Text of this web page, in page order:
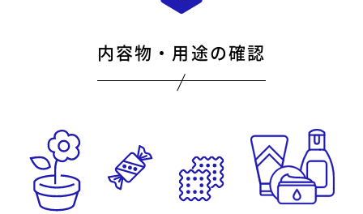
営業時間 平日9:00～18:00
お問い合わせ・資料請求
お見積もり依頼
内容物・用途の確認